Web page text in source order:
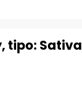
tipo: Sativa